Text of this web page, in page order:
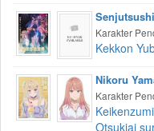
Senjutsushi
Karakter
Kekkon
Nikoru
Karakter
Otsukiai